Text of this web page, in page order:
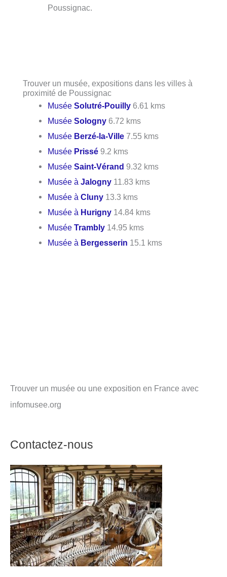
Poussignac.
Trouver un musée, expositions dans les villes à
proximité de Poussignac
MuséeSolutré-Pouilly 6.61 kms
MuséeSologny 6.72 kms
Musée Berzé-la-Ville 7.55 kms
Musée Prissé 9.2 kms
MuséeSaint-Vérand 9.32 kms
Musée àJalogny 11.83 kms
Musée àCluny 13.3 kms
Musée à Hurigny 14.84 kms
MuséeTrambly 14.95 kms
Musée à Bergesserin 15.1 kms
Trouver un musée ou une exposition en France avec
infomusee.org
Contactez-nous